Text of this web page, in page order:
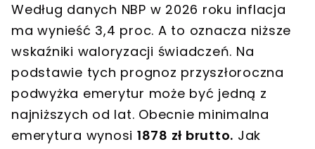
Według danych NBP w 2026 roku inflacja
ma wynieść 3,4 proc. A to oznacza niższe
wskaźniki waloryzacji świadczeń. Na
podstawie tych prognoz przyszłoroczna
podwyżka emerytur może być jedną z
najniższych od lat. Obecnie minimalna
emerytura wynosi 1878 zł brutto. Jak